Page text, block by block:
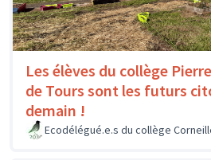
Les élèves du collège
de Tours sont les futurs
demain !
Ecodélégué.e.s du collège